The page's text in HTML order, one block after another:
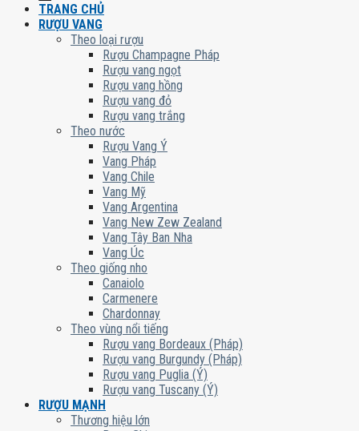
TRANG CHỦ
RƯỢU VANG
Theo loại rượu
Rượu Champagne Pháp
Rượu vang ngọt
Rượu vang hồng
Rượu vang đỏ
Rượu vang trắng
Theo nước
Rượu Vang Ý
Vang Pháp
Vang Chile
Vang Mỹ
Vang Argentina
Vang New Zew Zealand
Vang Tây Ban Nha
Vang Úc
Theo giống nho
Canaiolo
Carmenere
Chardonnay
Theo vùng nổi tiếng
Rượu vang Bordeaux (Pháp)
Rượu vang Burgundy (Pháp)
Rượu vang Puglia (Ý)
Rượu vang Tuscany (Ý)
RƯỢU MẠNH
Thương hiệu lớn